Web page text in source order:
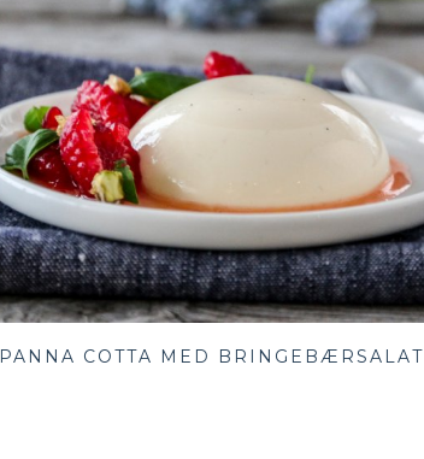
PANNA COTTA MED BRINGEBÆRSALAT